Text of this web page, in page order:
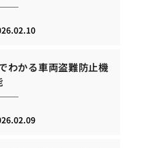
わかる車両盗難防止機